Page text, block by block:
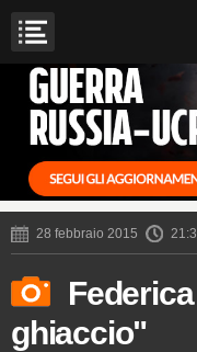
28 febbraio 2015
ghiaccio"